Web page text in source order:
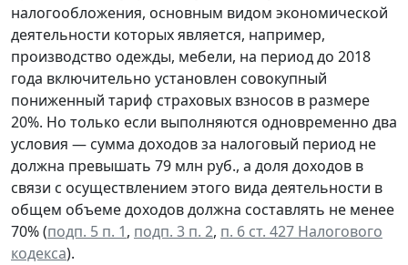
налогообложения, основным видом экономической
деятельности которых является, например,
производство одежды, мебели, на период до 2018
года включительно установлен совокупный
пониженный тариф страховых взносов в размере
20%. Но только если выполняются одновременно два
условия — сумма доходов за налоговый период не
должна превышать 79 млн руб., а доля доходов в
связи с осуществлением этого вида деятельности в
общем объеме доходов должна составлять не менее
70% (подп. 5 п. 1, подп. 3 п. 2, п. 6 ст. 427 Налогового
кодекса).